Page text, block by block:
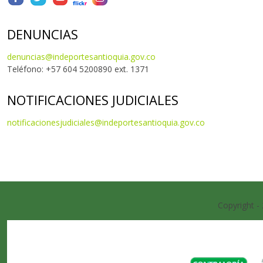
DENUNCIAS
denuncias@indeportesantioquia.gov.co
Teléfono: +57 604 5200890 ext. 1371
NOTIFICACIONES JUDICIALES
notificacionesjudiciales@indeportesantioquia.gov.co
Copyright